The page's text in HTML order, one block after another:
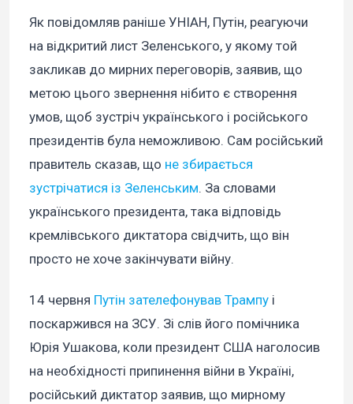
Як повідомляв раніше УНІАН, Путін, реагуючи
на відкритий лист Зеленського, у якому той
закликав до мирних переговорів, заявив, що
метою цього звернення нібито є створення
умов, щоб зустріч українського і російського
президентів була неможливою. Сам російський
правитель сказав, що не збирається
зустрічатися із Зеленським. За словами
українського президента, така відповідь
кремлівського диктатора свідчить, що він
просто не хоче закінчувати війну.
14 червня Путін зателефонував Трампу і
поскаржився на ЗСУ. Зі слів його помічника
Юрія Ушакова, коли президент США наголосив
на необхідності припинення війни в Україні,
російський диктатор заявив, що мирному